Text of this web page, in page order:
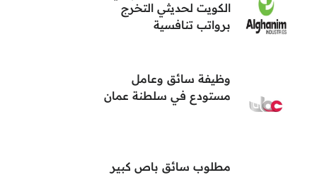
الكويت لحديثي التخرج
برواتب تنافسية
وظيفة سائق وعامل
مستودع في سلطنة عمان
مطلوب سائق باص كبير